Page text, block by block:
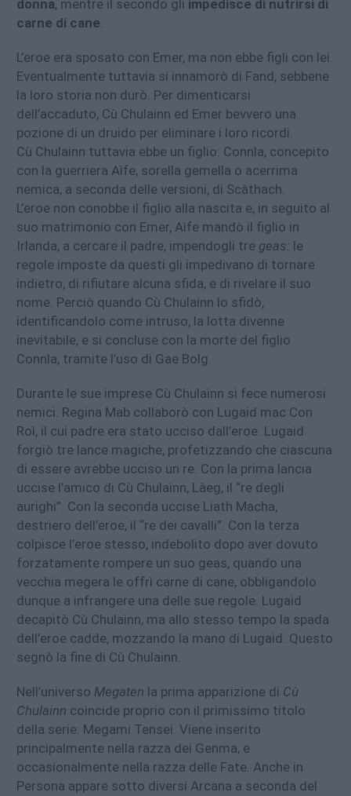
donna, mentre il secondo gli impedisce di nutrirsi di
carne di cane.
L’eroe era sposato con Emer, ma non ebbe figli con lei.
Eventualmente tuttavia si innamorò di Fand, sebbene
la loro storia non durò. Per dimenticarsi
dell’accaduto, Cù Chulainn ed Emer bevvero una
pozione di un druido per eliminare i loro ricordi.
Cù Chulainn tuttavia ebbe un figlio: Connla, concepito
con la guerriera Aìfe, sorella gemella o acerrima
nemica, a seconda delle versioni, di Scàthach.
L’eroe non conobbe il figlio alla nascita e, in seguito al
suo matrimonio con Emer, Aìfe mandò il figlio in
Irlanda, a cercare il padre, impendogli tre geas: le
regole imposte da questi gli impedivano di tornare
indietro, di rifiutare alcuna sfida, e di rivelare il suo
nome. Perciò quando Cù Chulainn lo sfidò,
identificandolo come intruso, la lotta divenne
inevitabile, e si concluse con la morte del figlio
Connla, tramite l’uso di Gae Bolg.
Durante le sue imprese Cù Chulainn si fece numerosi
nemici. Regina Mab collaborò con Lugaid mac Con
Roì, il cui padre era stato ucciso dall’eroe. Lugaid
forgiò tre lance magiche, profetizzando che ciascuna
di essere avrebbe ucciso un re. Con la prima lancia
uccise l’amico di Cù Chulainn, Làeg, il “re degli
aurighi”. Con la seconda uccise Liath Macha,
destriero dell’eroe, il “re dei cavalli”. Con la terza
colpisce l’eroe stesso, indebolito dopo aver dovuto
forzatamente rompere un suo geas, quando una
vecchia megera le offrì carne di cane, obbligandolo
dunque a infrangere una delle sue regole. Lugaid
decapitò Cù Chulainn, ma allo stesso tempo la spada
dell’eroe cadde, mozzando la mano di Lugaid. Questo
segnò la fine di Cù Chulainn.
Nell’universo Megaten la prima apparizione di Cù
Chulainn coincide proprio con il primissimo titolo
della serie: Megami Tensei. Viene inserito
principalmente nella razza dei Genma, e
occasionalmente nella razza delle Fate. Anche in
Persona appare sotto diversi Arcana a seconda del